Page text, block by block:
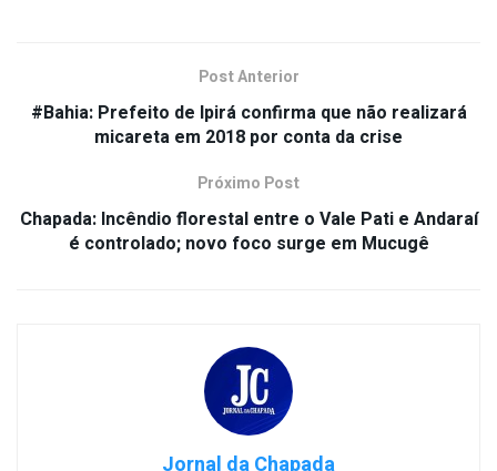
Post Anterior
#Bahia: Prefeito de Ipirá confirma que não realizará
micareta em 2018 por conta da crise
Próximo Post
Chapada: Incêndio florestal entre o Vale Pati e Andaraí
é controlado; novo foco surge em Mucugê